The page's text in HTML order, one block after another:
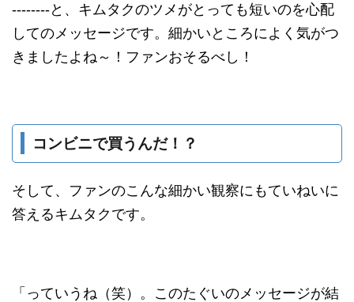
--------と、キムタクのツメがとっても短いのを心配
してのメッセージです。細かいところによく気がつ
きましたよね～！ファンおそるべし！
コンビニで買うんだ！？
そして、ファンのこんな細かい観察にもていねいに
答えるキムタクです。
「っていうね（笑）。このたぐいのメッセージが結